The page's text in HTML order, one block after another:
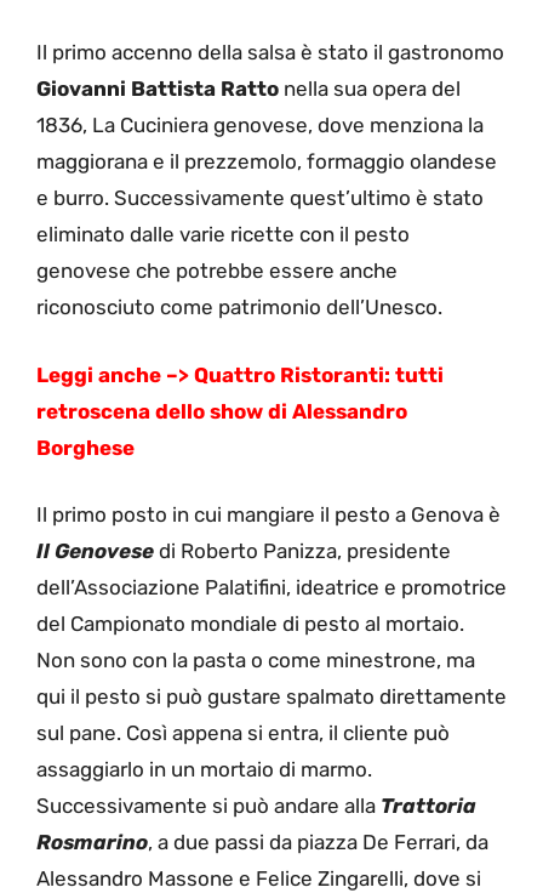
Il primo accenno della salsa è stato il gastronomo
Giovanni Battista Ratto nella sua opera del
1836, La Cuciniera genovese, dove menziona la
maggiorana e il prezzemolo, formaggio olandese
e burro. Successivamente quest’ultimo è stato
eliminato dalle varie ricette con il pesto
genovese che potrebbe essere anche
riconosciuto come patrimonio dell’Unesco.
Leggi anche –> Quattro Ristoranti: tutti
retroscena dello show di Alessandro
Borghese
Il primo posto in cui mangiare il pesto a Genova è
Il Genovese di Roberto Panizza, presidente
dell’Associazione Palatifini, ideatrice e promotrice
del Campionato mondiale di pesto al mortaio.
Non sono con la pasta o come minestrone, ma
qui il pesto si può gustare spalmato direttamente
sul pane. Così appena si entra, il cliente può
assaggiarlo in un mortaio di marmo.
Successivamente si può andare alla Trattoria
Rosmarino, a due passi da piazza De Ferrari, da
Alessandro Massone e Felice Zingarelli, dove si